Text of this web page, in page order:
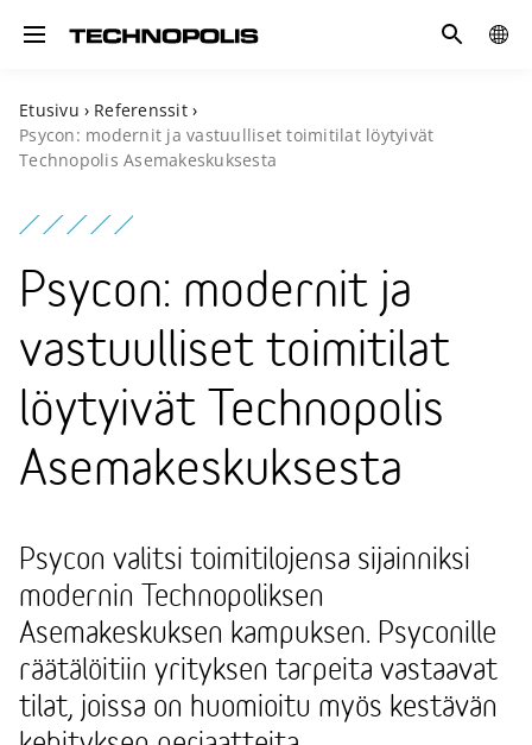
Toggle navigation
Hae
Etusivu › Referenssit ›
Psycon: modernit ja vastuulliset toimitilat löytyivät
Technopolis Asemakeskuksesta
Psycon: modernit ja
vastuulliset toimitilat
löytyivät Technopolis
Asemakeskuksesta
Psycon valitsi toimitilojensa sijainniksi
modernin Technopoliksen
Asemakeskuksen kampuksen. Psyconille
räätälöitiin yrityksen tarpeita vastaavat
tilat, joissa on huomioitu myös kestävän